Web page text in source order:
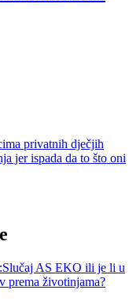
privatnih dječjih
jer ispada da to što oni
AS EKO ili je li u
prema životinjama?